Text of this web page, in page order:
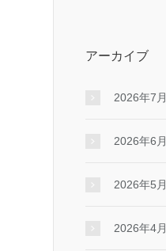
アーカイブ
2026年7月
2026年6月
2026年5月
2026年4月